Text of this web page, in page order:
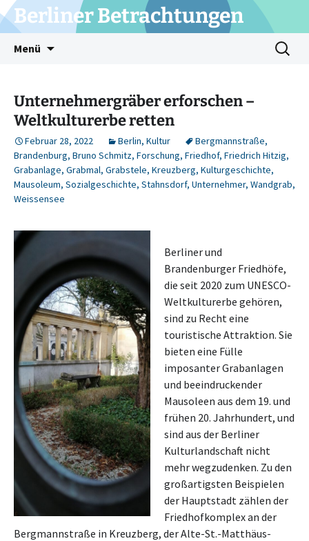
Zum
InhaltBerliner Betrachtungen
Menü
Suchen
nach:
Unternehmergräber erforschen –
Weltkulturerbe retten
Februar 28, 2022 Berlin, Kultur Bergmannstraße,
Brandenburg, Bruno Schmitz, Forschung, Friedhof, Friedrich Hitzig,
Grabanlage, Grabmal, Grabstele, Kreuzberg, Kulturgeschichte,
Mausoleum, Sozialgeschichte, Stahnsdorf, Unternehmer, Wandgrab,
Weissensee
Berliner und
Brandenburger Friedhöfe,
die seit 2020 zum UNESCO-
Weltkulturerbe gehören,
sind zu Recht eine
touristische Attraktion. Sie
bieten eine Fülle
imposanter Grabanlagen
und beeindruckender
Mausoleen aus dem 19. und
frühen 20. Jahrhundert, und
sind aus der Berliner
Kulturlandschaft nicht
mehr wegzudenken. Zu den
großartigsten Beispielen
der Hauptstadt zählen der
Friedhofkomplex an der
Bergmannstraße in Kreuzberg, der Alte-St.-Matthäus-